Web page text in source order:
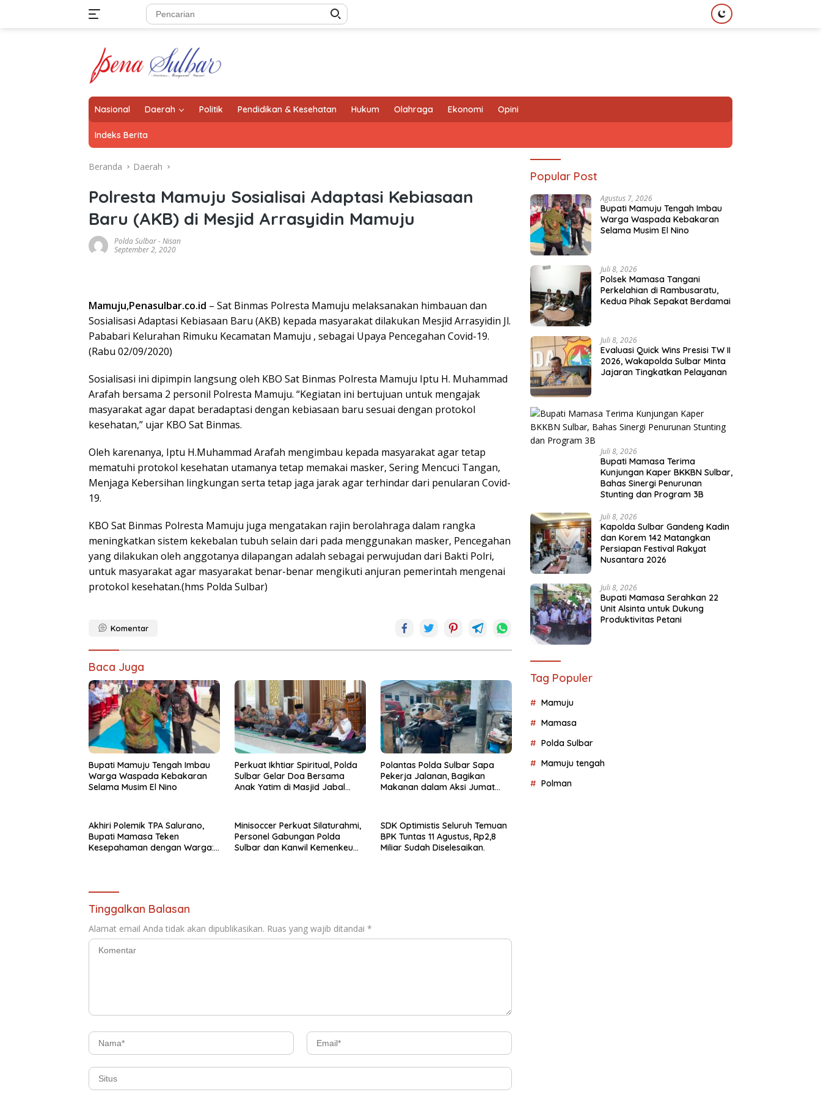
Nasional Daerah Politik Pendidikan & Kesehatan Hukum Olahraga Ekonomi Opini
Indeks Berita
Beranda Daerah
Polresta Mamuju Sosialisai Adaptasi Kebiasaan
Baru (AKB) di Mesjid Arrasyidin Mamuju
Polda Sulbar-Nisan
September 2, 2020
Mamuju,Penasulbar.co.id – Sat Binmas Polresta Mamuju melaksanakan himbauan dan
Sosialisasi Adaptasi Kebiasaan Baru (AKB) kepada masyarakat dilakukan Mesjid Arrasyidin Jl.
Pababari Kelurahan Rimuku Kecamatan Mamuju , sebagai Upaya Pencegahan Covid-19.
(Rabu 02/09/2020)
Sosialisasi ini dipimpin langsung oleh KBO Sat Binmas Polresta Mamuju Iptu H. Muhammad
Arafah bersama 2 personil Polresta Mamuju. “Kegiatan ini bertujuan untuk mengajak
masyarakat agar dapat beradaptasi dengan kebiasaan baru sesuai dengan protokol
kesehatan,” ujar KBO Sat Binmas.
Oleh karenanya, Iptu H.Muhammad Arafah mengimbau kepada masyarakat agar tetap
mematuhi protokol kesehatan utamanya tetap memakai masker, Sering Mencuci Tangan,
Menjaga Kebersihan lingkungan serta tetap jaga jarak agar terhindar dari penularan Covid-
19.
KBO Sat Binmas Polresta Mamuju juga mengatakan rajin berolahraga dalam rangka
meningkatkan sistem kekebalan tubuh selain dari pada menggunakan masker, Pencegahan
yang dilakukan oleh anggotanya dilapangan adalah sebagai perwujudan dari Bakti Polri,
untuk masyarakat agar masyarakat benar-benar mengikuti anjuran pemerintah mengenai
protokol kesehatan.(hms Polda Sulbar)
Komentar
Baca Juga
Bupati Mamuju Tengah Imbau
Warga Waspada Kebakaran
Selama Musim El Nino
Perkuat Ikhtiar Spiritual, Polda
Sulbar Gelar Doa Bersama
Anak Yatim di Masjid Jabal
Polantas Polda Sulbar Sapa
Pekerja Jalanan, Bagikan
Makanan dalam Aksi Jumat
Akhiri Polemik TPA Salurano,
Bupati Mamasa Teken
Kesepahaman dengan Warga:
Minisoccer Perkuat Silaturahmi,
Personel Gabungan Polda
Sulbar dan Kanwil Kemenkeu
SDK Optimistis Seluruh Temuan
BPK Tuntas 11 Agustus, Rp2,8
Miliar Sudah Diselesaikan.
Tinggalkan Balasan
Alamat email Anda tidak akan dipublikasikan. Ruas yang wajib ditandai *
Popular Post
Agustus 7, 2026
Bupati Mamuju Tengah Imbau
Warga Waspada Kebakaran
Selama Musim El Nino
Juli 8, 2026
Polsek Mamasa Tangani
Perkelahian di Rambusaratu,
Kedua Pihak Sepakat Berdamai
Juli 8, 2026
Evaluasi Quick Wins Presisi TW II
2026, Wakapolda Sulbar Minta
Jajaran Tingkatkan Pelayanan
Juli 8, 2026
Bupati Mamasa Terima
Kunjungan Kaper BKKBN Sulbar,
Bahas Sinergi Penurunan
Stunting dan Program 3B
Juli 8, 2026
Kapolda Sulbar Gandeng Kadin
dan Korem 142 Matangkan
Persiapan Festival Rakyat
Nusantara 2026
Juli 8, 2026
Bupati Mamasa Serahkan 22
Unit Alsinta untuk Dukung
Produktivitas Petani
Tag Populer
Mamuju
Mamasa
Polda Sulbar
Mamuju tengah
Polman